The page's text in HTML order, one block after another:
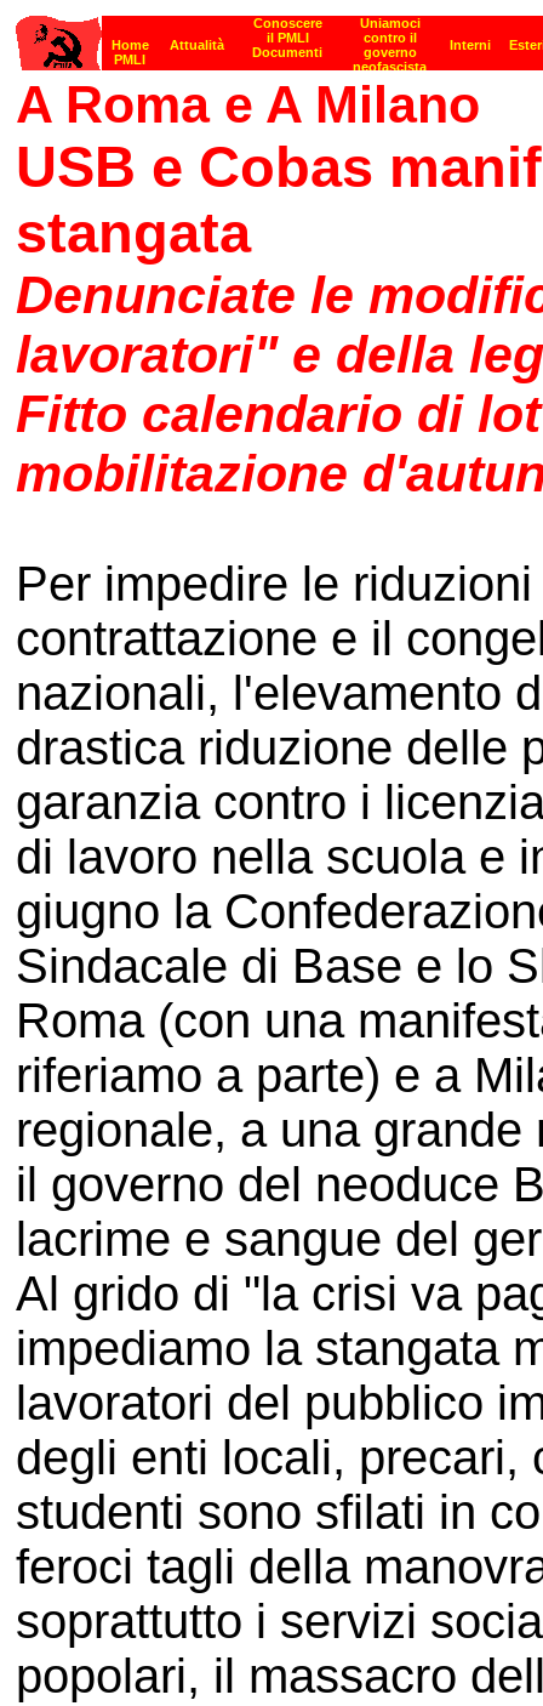
A Roma e A Milano
USB e Cobas
stangata
Denunciate le
lavoratori" e della
Fitto calendario di
mobilitazione
Per impedire le
contrattazione e il
nazionali, l'elevamento
drastica riduzione delle
garanzia contro i
di lavoro nella scuola e
giugno la
Sindacale di Base e lo
Roma (con una
riferiamo a parte) e a
regionale, a una
il governo del neoduce
lacrime e sangue del
Al grido di "la crisi va
impediamo la stangata
lavoratori del pubblico
degli enti locali, precari,
studenti sono sfilati in
feroci tagli della
soprattutto i servizi
popolari, il massacro